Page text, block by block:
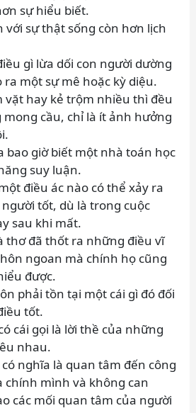
sự hiểu biết.
với sự thật sống còn hơn lịch
gì lừa dối con người dường
ra một sự mê hoặc kỳ diệu.
vặt hay kẻ trộm nhiều thì đều
mong cầu, chỉ là ít ảnh hưởng
bao giờ biết một nhà toán học
suy luận.
điều ác nào có thể xảy ra
tốt, dù là trong cuộc
sau khi mất.
thơ đã thốt ra những điều vĩ
ngoan mà chính họ cũng
được.
phải tồn tại một cái gì đó đối
tốt.
cái gọi là lời thề của những
nhau.
có nghĩa là quan tâm đến công
chính mình và không can
các mối quan tâm của người